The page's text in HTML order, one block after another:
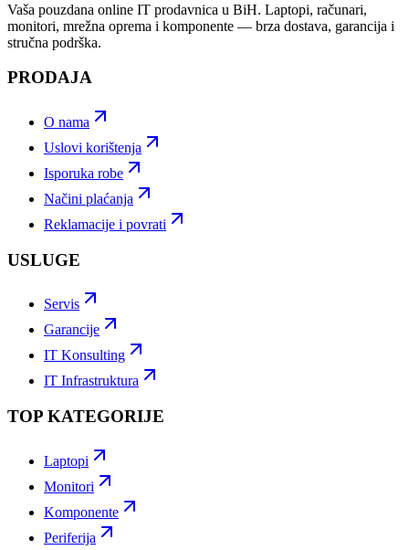
Vaša pouzdana online IT prodavnica u BiH. Laptopi, računari,
monitori, mrežna oprema i komponente — brza dostava, garancija i
stručna podrška.
PRODAJA
O nama
Uslovi korištenja
Isporuka robe
Načini plaćanja
Reklamacije i povrati
USLUGE
Servis
Garancije
IT Konsulting
IT Infrastruktura
TOP KATEGORIJE
Laptopi
Monitori
Komponente
Periferija